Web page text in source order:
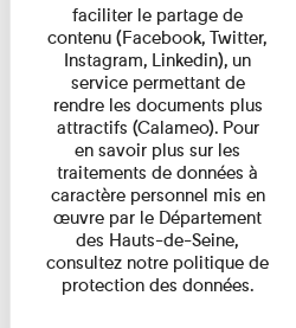
faciliter le partage de
contenu (Facebook, Twitter,
Instagram, Linkedin), un
service permettant de
rendre les documents plus
attractifs (Calameo). Pour
en savoir plus sur les
traitements de données à
caractère personnel mis en
œuvre par le Département
des Hauts-de-Seine,
consultez notre politique de
protection des données.